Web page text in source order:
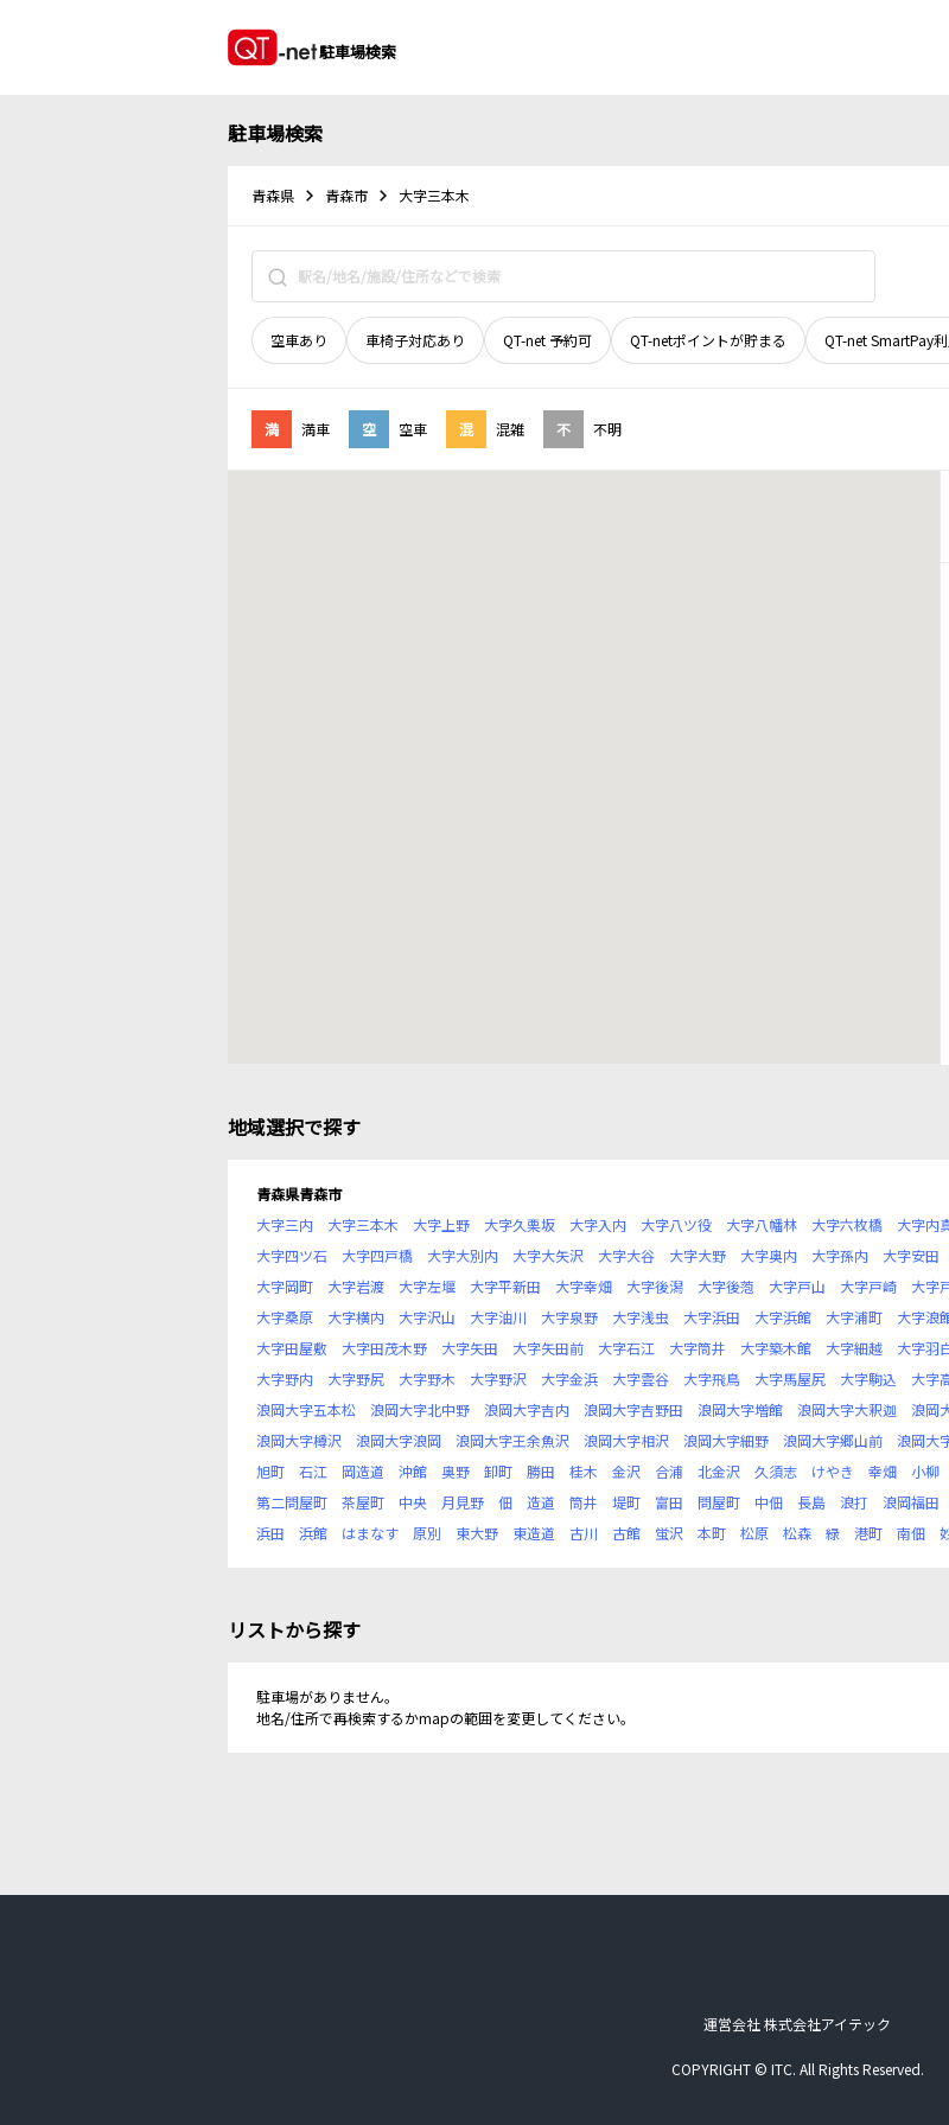
駐車場検索
駐車場検索
青森県 青森市 大字三本木
空車あり 車椅子対応あり QT-net 予約可 QT-netポイントが貯まる QT-net SmartPay
満 満車 空 空車 混 混雑 不 不明
地域選択で探す
青森県青森市
大字三内
大字三本木 大字上野 大字久栗坂 大字入内 大字八ツ役 大字八幡林 大字六枚橋 大字内
大字四ツ石
大字四戸橋 大字大別内 大字大矢沢 大字大谷 大字大野 大字奥内 大字孫内 大字安田
大字岡町
大字岩渡 大字左堰 大字平新田 大字幸畑 大字後潟 大字後萢 大字戸山 大字戸崎 大字
大字桑原
大字横内 大字沢山 大字油川 大字泉野 大字浅虫 大字浜田 大字浜館 大字浦町 大字浪
大字田屋敷
大字田茂木野 大字矢田 大字矢田前 大字石江 大字筒井 大字築木館 大字細越 大字羽
大字野内
大字野尻 大字野木 大字野沢 大字金浜 大字雲谷 大字飛鳥 大字馬屋尻 大字駒込 大字
浪岡大字五本松
浪岡大字北中野 浪岡大字吉内 浪岡大字吉野田 浪岡大字増館 浪岡大字大釈迦 浪岡
浪岡大字樽沢
浪岡大字浪岡 浪岡大字王余魚沢 浪岡大字相沢 浪岡大字細野 浪岡大字郷山前 浪岡大
旭町
石江 岡造道 沖館 奥野 卸町 勝田 桂木 金沢 合浦 北金沢 久須志 けやき 幸畑 小柳
第二問屋町
茶屋町 中央 月見野 佃 造道 筒井 堤町 富田 問屋町 中佃 長島 浪打 浪岡福田
浜田
浜館 はまなす 原別 東大野 東造道 古川 古館 蛍沢 本町 松原 松森 緑 港町 南佃
リストから探す
駐車場がありません。
地名/住所で再検索するかmapの範囲を変更してください。
運営会社 株式会社アイテック
COPYRIGHT © ITC. All Rights Reserved.